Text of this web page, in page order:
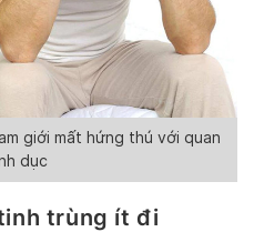
giới mất hứng thú với quan
dục
trùng ít đi